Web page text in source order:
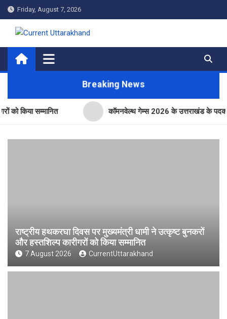
Skip
to
content
Friday, August 7, 2026
Current Uttarakhand
Breaking News
सम्मानित कॉमनवेल्थ गेम्स 2026 के उत्तराखंड के पदक विजेताओं
राष्ट्रीय हथकरघा दिवस पर मुख्यमंत्री धामी ने उत्कृष्ट बुनकरों
और हस्तशिल्प कारीगरों को किया सम्मानित
7 August 2026 CurrentUttarakhand